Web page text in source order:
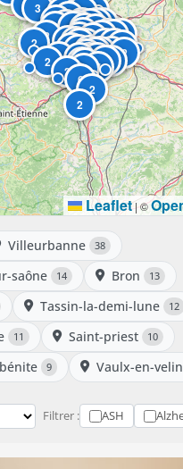
6
4
2
6
2 13
4
16538
8
9
2
7
11
7
2
12
10
12
9
84
9
5
6
7
3
4
7
2
4
4
4
2
3
2
2
23
24
2
2
3
4
2
4
2
3
3
7
2
2
2
2
2
Leaflet|©
Villeurbanne 38
saône 14 Bron 13
Tassin-la-demi-lune 12
11 Saint-priest 10
9 Vaulx-en-velin
Filtrer : ASH